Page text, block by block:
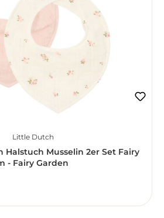
Little Dutch
Halstuch Musselin 2er Set Fairy
- Fairy Garden